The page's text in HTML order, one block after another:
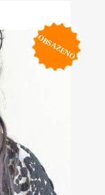
OBSAZENO
dobrý
Mám
moudrost,
ostatním